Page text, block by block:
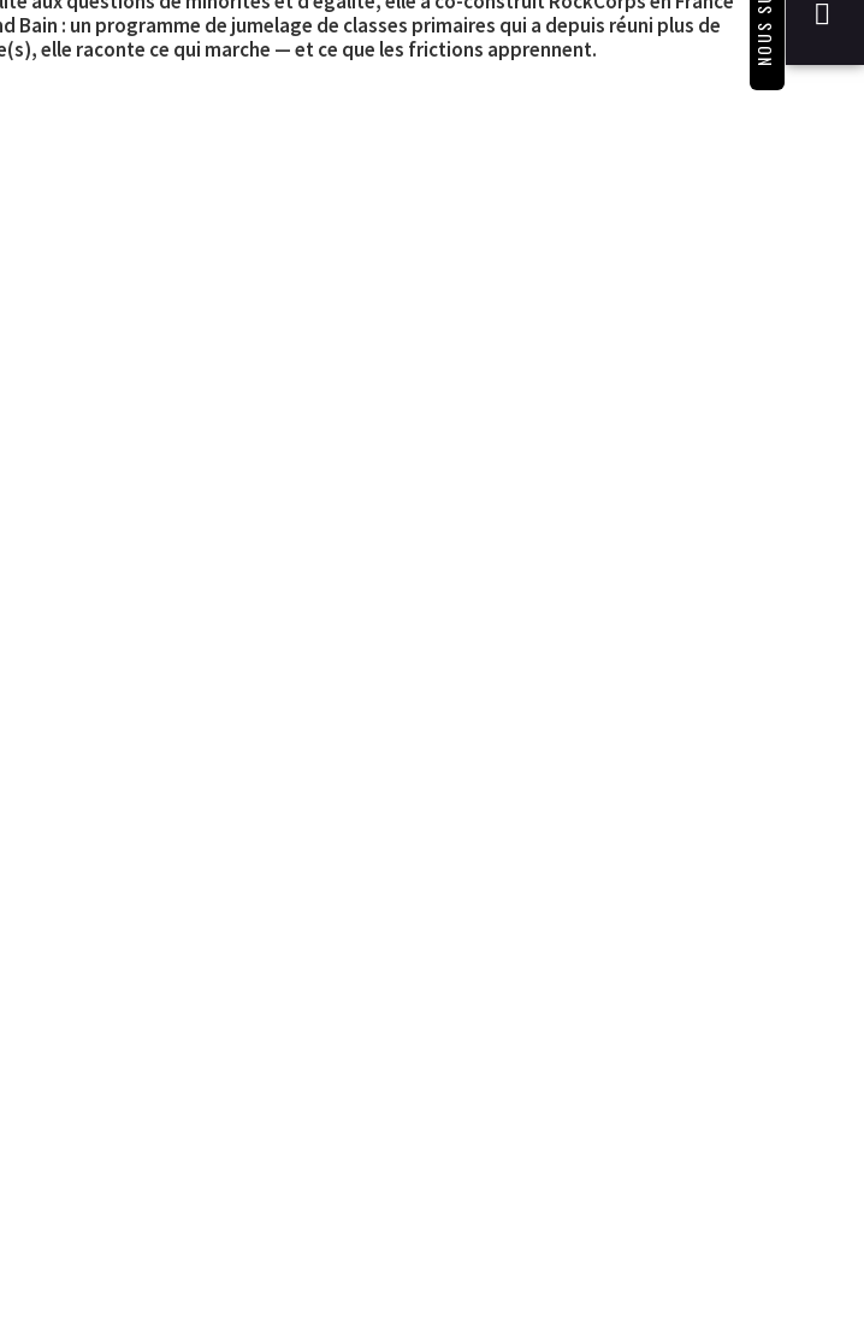
Bain : un programme de jumelage de classes primaires qui a depuis réuni plus de
elle raconte ce qui marche — et ce que les frictions apprennent.